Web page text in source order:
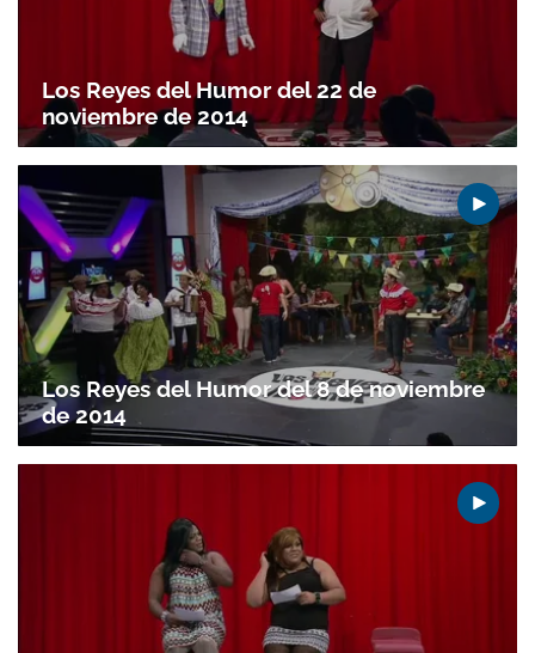
Gracias por suscribirte a nuestro boletín.
ACEPTAR
Los Reyes del Humor del 22 de
noviembre de 2014
Los Reyes del Humor del 8 de noviembre
de 2014